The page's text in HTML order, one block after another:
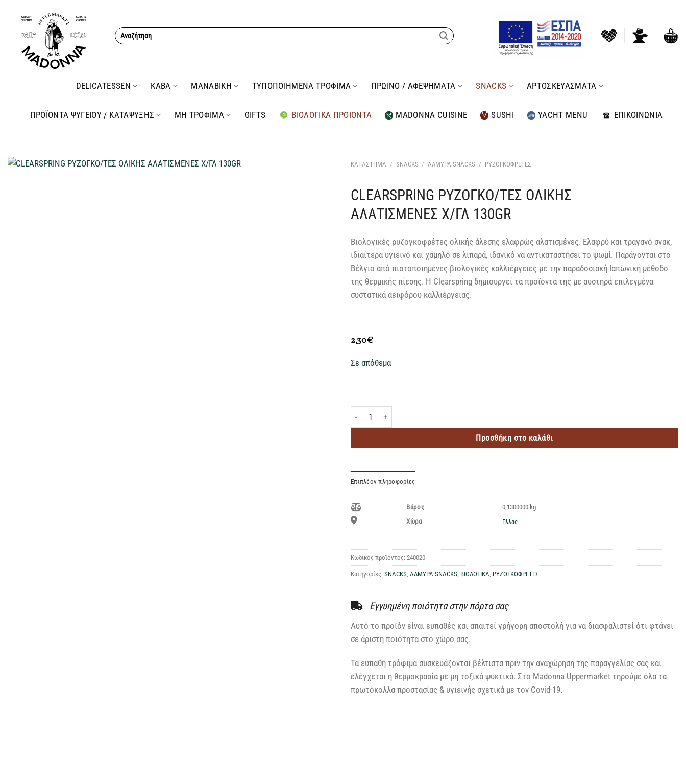
περιεχόμενο
Αναζήτηση
για:
DELICATESSEN ΚΑΒΑ ΜΑΝΑΒΙΚΗ ΤΥΠΟΠΟΙΗΜΕΝΑ ΤΡΟΦΙΜΑ ΠΡΩΙΝΟ / ΑΦΕΨΗΜΑΤΑ SNACKS ΑΡΤΟΣΚΕΥΑΣΜΑΤΑ
ΠΡΟΪΟΝΤΑ ΨΥΓΕΙΟΥ / ΚΑΤΑΨΥΞΗΣ ΜΗ ΤΡΟΦΙΜΑ GIFTS ΒΙΟΛΟΓΙΚΑ ΠΡΟΙΟΝΤΑ MADONNA CUISINE SUSHI YACHT MENU ΕΠΙΚΟΙΝΩΝΙΑ
ΚΑΤΑΣΤΗΜΑ / SNACKS / ΑΛΜΥΡΑ SNACKS / ΡΥΖΟΓΚΟΦΡΕΤΕΣ
CLEARSPRING ΡΥΖΟΓΚΟ/ΤΕΣ ΟΛΙΚΗΣ
ΑΛΑΤΙΣΜΕΝΕΣ Χ/ΓΛ 130GR
Βιολογικές ρυζογκοφρέτες ολικής άλεσης ελαφρώς αλατισμένες. Ελαφρύ και τραγανό σνακ,
ιδιαίτερα υγιεινό και χαμηλό σε λιπαρά, ιδανικό να αντικαταστήσει το ψωμί. Παράγονται στο
Βέλγιο από πιστοποιημένες βιολογικές καλλιέργειες με την παραδοσιακή Ιαπωνική μέθοδο
της θερμικής πίεσης. Η Clearspring δημιουργεί τα προϊόντα της με αυστηρά επιλεγμένα
συστατικά αειφόρου καλλιέργειας.
2,30€
Σε απόθεμα
CLEARSPRING ΡΥΖΟΓΚΟ/ΤΕΣ ΟΛΙΚΗΣ ΑΛΑΤΙΣΜΕΝΕΣ Χ/ΓΛ 130GR ποσότητα
Προσθήκη στο καλάθι
Επιπλέον πληροφορίες
Βάρος
0,1300000 kg
Χώρα
Ελλάς
Κωδικός προϊόντος: 240020
Κατηγορίες: SNACKS ΑΛΜΥΡΑ SNACKS ΒΙΟΛΟΓΙΚΑ ΡΥΖΟΓΚΟΦΡΕΤΕΣ
Εγγυημένη ποιότητα στην πόρτα σας
Αυτό το προϊόν είναι ευπαθές και απαιτεί γρήγορη αποστολή για να διασφαλιστεί ότι φτάνει
σε άριστη ποιότητα στο χώρο σας.
Τα ευπαθή τρόφιμα συσκευάζονται βέλτιστα πριν την αναχώρηση της παραγγελίας σας και
ελέγχεται η θερμοκρασία με μη τοξικά ψυκτικά. Στο Madonna Uppermarket τηρούμε όλα τα
πρωτόκολλα προστασίας & υγιεινής σχετικά με τον Covid-19.